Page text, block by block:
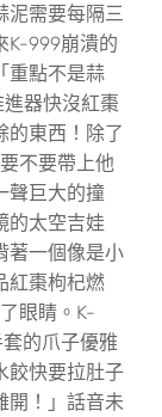
泥需要每隔三
K-999崩潰的
重點不是蒜
器快沒紅棗
的東西！除了
不要帶上他
聲巨大的撞
的太空吉娃
著一個像是小
紅棗枸杞燃
眼睛。K-
的爪子優雅
餃快要拉肚子
開！」話音未